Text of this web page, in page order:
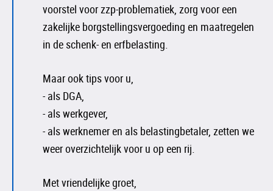
voorstel voor zzp-problematiek, zorg voor een
zakelijke borgstellingsvergoeding en maatregelen
in de schenk- en erfbelasting.
Maar ook tips voor u,
- als DGA,
- als werkgever,
- als werknemer en als belastingbetaler, zetten we
weer overzichtelijk voor u op een rij.
Met vriendelijke groet,